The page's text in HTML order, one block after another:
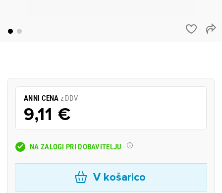
ANNI CENA z DDV
9,11 €
NA ZALOGI PRI DOBAVITELJU
V košarico